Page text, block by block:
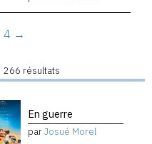
4 →
266 résultats
En guerre
parJosué Morel